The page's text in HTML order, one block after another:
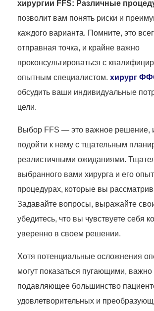
хирургии FFS: Различные
позволит вам понять риски и
каждого варианта. Помните, это
отправная точка, и крайне важно
проконсультироваться с
опытным специалистом. хирург
обсудить ваши индивидуальные
цели.
Выбор FFS — это важное решение,
подойти к нему с тщательным
реалистичными ожиданиями.
выбранного вами хирурга и его
процедурах, которые вы
Задавайте вопросы, выражайте
убедитесь, что вы чувствуете себя
уверенно в своем решении.
Хотя потенциальные осложнения
могут показаться пугающими, важно
подавляющее большинство
удовлетворительных и